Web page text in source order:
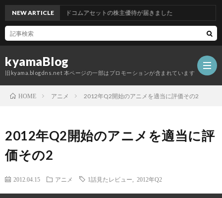
kyamaBlog
旧kyama.blogdns.net 本ページの一部はプロモーションが含まれています
NEW ARTICLEグッドコムアセットの株主優待が届きました
HOME アニメ 2012年Q2開始のアニメを適当に評価その2
2012年Q2開始のアニメを適当に評
価その2
2012.04.15 アニメ 1話見たレビュー 2012年Q2